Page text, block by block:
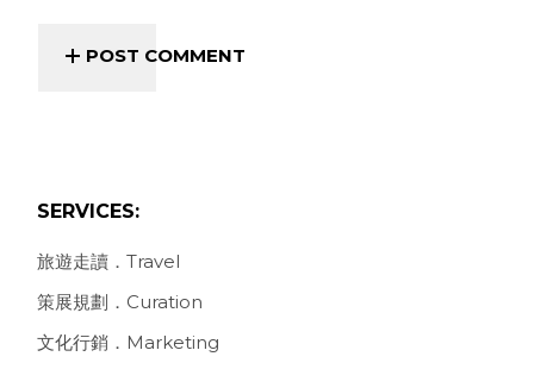
POST COMMENT
SERVICES:
旅遊走讀．Travel
策展規劃．Curation
文化行銷．Marketing